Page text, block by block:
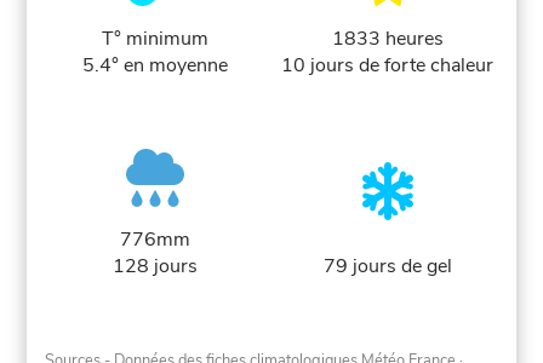
T° minimum
5.4° en moyenne
1833 heures
10 jours de forte chaleur
776mm
128 jours
79 jours de gel